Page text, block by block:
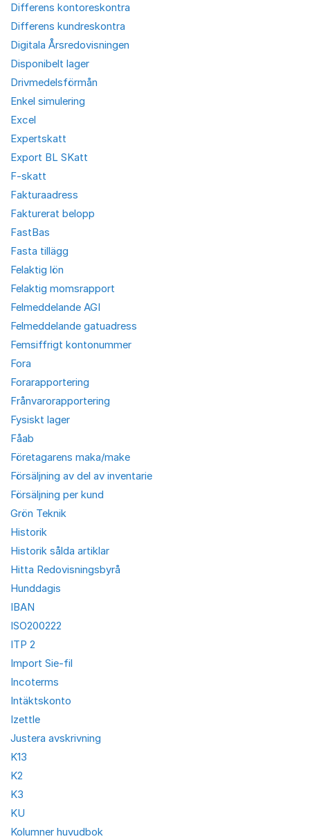
Differens kontoreskontra
Differens kundreskontra
Digitala Årsredovisningen
Disponibelt lager
Drivmedelsförmån
Enkel simulering
Excel
Expertskatt
Export BL SKatt
F-skatt
Fakturaadress
Fakturerat belopp
FastBas
Fasta tillägg
Felaktig lön
Felaktig momsrapport
Felmeddelande AGI
Felmeddelande gatuadress
Femsiffrigt kontonummer
Fora
Forarapportering
Frånvarorapportering
Fysiskt lager
Fåab
Företagarens maka/make
Försäljning av del av inventarie
Försäljning per kund
Grön Teknik
Historik
Historik sålda artiklar
Hitta Redovisningsbyrå
Hunddagis
IBAN
ISO200222
ITP 2
Import Sie-fil
Incoterms
Intäktskonto
Izettle
Justera avskrivning
K13
K2
K3
KU
Kolumner huvudbok